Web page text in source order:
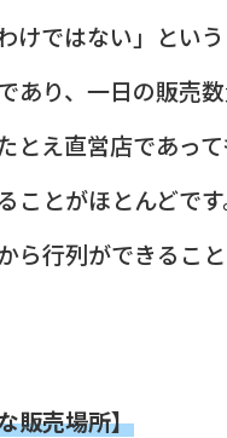
けではない」という
あり、一日の販売
とえ直営店であっ
ことがほとんどで
ら行列ができるこ
販売場所】